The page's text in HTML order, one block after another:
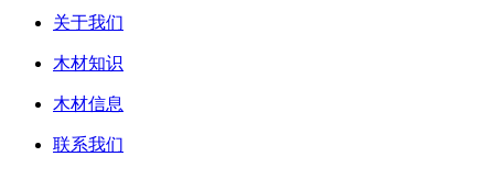
关于我们
木材知识
木材信息
联系我们